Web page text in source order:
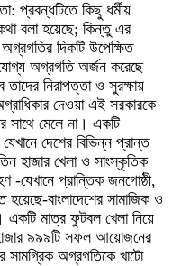
প্রবন্ধটিতে কিছু ধর্মীয়
বলা হয়েছে; কিন্তু এর
দিকটি উপেক্ষিত
অগ্রগতি অর্জন করেছে
তাদের নিরাপত্তা ও সুরক্ষায়
দেওয়া এই সরকারকে
সাথে মেলে না। একটি
দেশের বিভিন্ন প্রান্ত
হাজার খেলা ও সাংস্কৃতিক
যেখানে প্রান্তিক জনগোষ্ঠী,
বাংলাদেশের সামাজিক ও
একটি মাত্র ফুটবল খেলা নিয়ে
৯৯৯টি সফল আয়োজনের
সামগ্রিক অগ্রগতিকে খাটো